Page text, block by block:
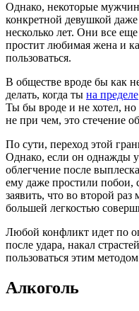
Однако, некоторые
конкретной девушкой
несколько лет. Они все
простит любимая жена и
пользоваться.
В обществе вроде бы как
делать, когда ты на пределе
Ты бы вроде и не хотел,
не при чем, это стечение
По сути, переход этой
Однако, если он однажды
облегчение после
ему даже простили побои,
заявить, что во второй
большей легкостью
Любой конфликт идет по
после удара, накал
пользоваться этим
Алкоголь